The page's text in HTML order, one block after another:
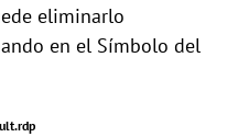
eliminarlo
en el Símbolo del